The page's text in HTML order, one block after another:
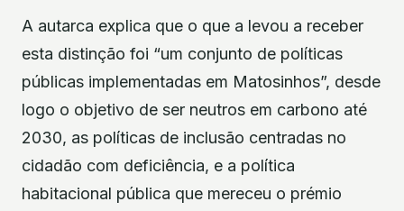
A autarca explica que o que a levou a receber
esta distinção foi “um conjunto de políticas
públicas implementadas em Matosinhos”, desde
logo o objetivo de ser neutros em carbono até
2030, as políticas de inclusão centradas no
cidadão com deficiência, e a política
habitacional pública que mereceu o prémio